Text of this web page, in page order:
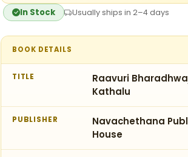
In Stock Usually ships in 2–4 days
BOOK DETAILS
TITLE
Raavuri
Kathalu
PUBLISHER
Navachethana
House